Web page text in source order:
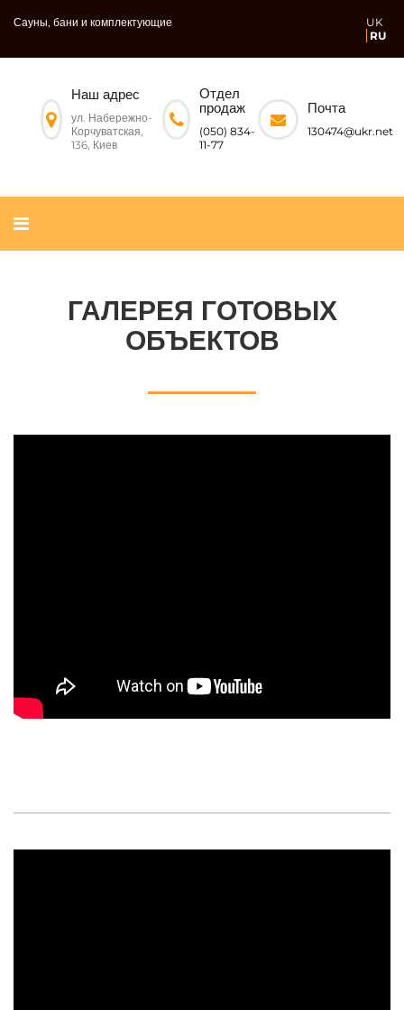
Сауны, бани и комплектующие
UK
RU
Наш адрес
ул. Набережно-
Корчуватская,
136, Киев
Отдел
продаж
(050) 834-
11-77
Почта
130474@ukr.net
ГАЛЕРЕЯ ГОТОВЫХ
ОБЪЕКТОВ